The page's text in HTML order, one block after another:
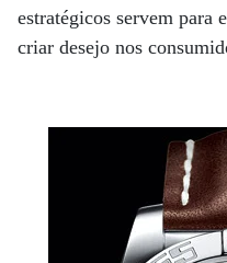
estratégicos servem para
criar desejo nos